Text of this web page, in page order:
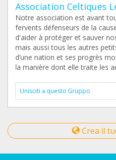
Association Celtiques
Notre association est avant
fervents défenseurs de la
d'aider à protéger et sauver
mais aussi tous les autres
d’une nation et ses progrès
la manière dont elle traite les
Unisciti a questo Gruppo
Crea il